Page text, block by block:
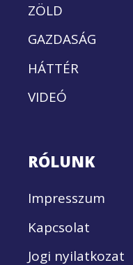
ZÖLD
GAZDASÁG
HÁTTÉR
VIDEÓ
RÓLUNK
Impresszum
Kapcsolat
Jogi nyilatkozat